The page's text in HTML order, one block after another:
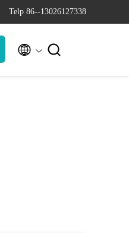
Telp 86--13026127338
 